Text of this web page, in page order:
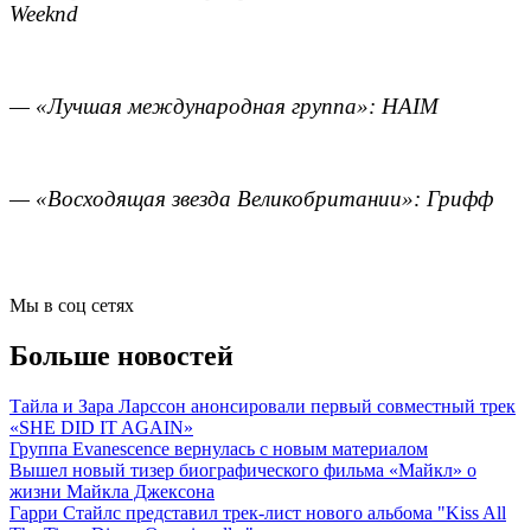
Weeknd
— «Лучшая международная группа»: HAIM
— «Восходящая звезда Великобритании»: Грифф
Мы в соц сетях
Больше новостей
Тайла и Зара Ларссон анонсировали первый совместный трек
«SHE DID IT AGAIN»
Группа Evanescence вернулась с новым материалом
Вышел новый тизер биографического фильма «Майкл» о
жизни Майкла Джексона
Гарри Стайлс представил трек-лист нового альбома "Kiss All